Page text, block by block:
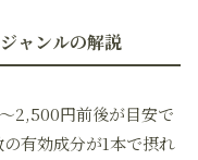
ャンルの解説
2,500円前後が目安で
有効成分が1本で摂れ